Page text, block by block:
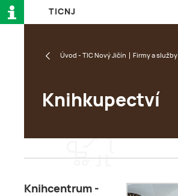
TI CN J
Úvod - TIC Nový Jičín Firmy a služby
Knihkupectví
Knihcentrum -